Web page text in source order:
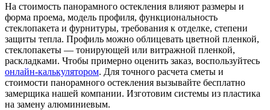
На стоимость панорамного остекления влияют размеры и
форма проема, модель профиля, функциональность
стеклопакета и фурнитуры, требования к отделке, степени
защиты тепла. Профиль можно облицевать цветной пленкой,
стеклопакеты — тонирующей или витражной пленкой,
раскладками. Чтобы примерно оценить заказ, воспользуйтесь
онлайн-калькулятором. Для точного расчета сметы и
стоимости панорамного остекления вызывайте бесплатно
замерщика нашей компании. Изготовим системы из пластика
на замену алюминиевым.